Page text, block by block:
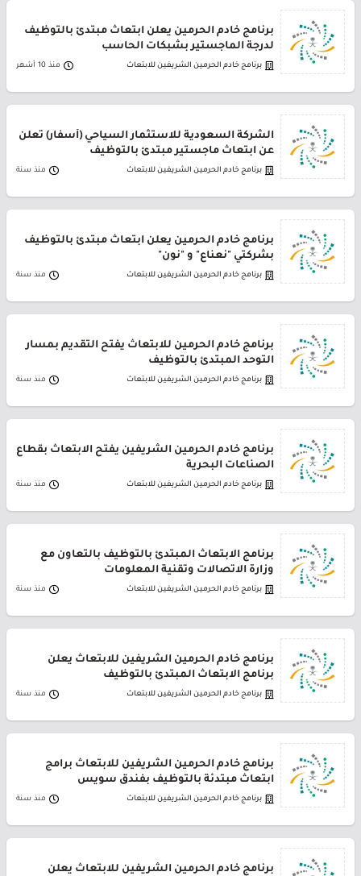
برنامج خادم الحرمين يعلن ابتعاث مبتدئ بالتوظيف
لدرجة الماجستير بشبكات الحاسب
برنامج خادم الحرمين الشريفين للابتعاث منذ 10 أشهر
الشركة السعودية للاستثمار السياحي (أسفار) تعلن
عن ابتعاث ماجستير مبتدئ بالتوظيف
برنامج خادم الحرمين الشريفين للابتعاث منذ سنة
برنامج خادم الحرمين يعلن ابتعاث مبتدئ بالتوظيف
بشركتي "نعناع" و "نون"
برنامج خادم الحرمين الشريفين للابتعاث منذ سنة
برنامج خادم الحرمين للابتعاث يفتح التقديم بمسار
التوحد المبتدئ بالتوظيف
برنامج خادم الحرمين الشريفين للابتعاث منذ سنة
برنامج خادم الحرمين الشريفين يفتح الابتعاث بقطاع
الصناعات البحرية
برنامج خادم الحرمين الشريفين للابتعاث منذ سنة
برنامج الابتعاث المبتدئ بالتوظيف بالتعاون مع
وزارة الاتصالات وتقنية المعلومات
برنامج خادم الحرمين الشريفين للابتعاث منذ سنة
برنامج خادم الحرمين الشريفين للابتعاث يعلن
برنامج الابتعاث المبتدئ بالتوظيف
برنامج خادم الحرمين الشريفين للابتعاث منذ سنة
برنامج خادم الحرمين الشريفين للابتعاث برامج
ابتعاث مبتدئة بالتوظيف بفندق سويس
برنامج خادم الحرمين الشريفين للابتعاث منذ سنة
برنامج خادم الحرمين الشريفين للابتعاث يعلن